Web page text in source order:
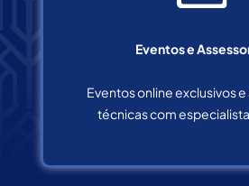
Eventos e
Eventos online exclusivos
técnicas com